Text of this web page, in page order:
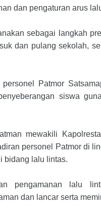
dan pengaturan arus
sebagai langkah
dan pulang sekolah,
personel Patmor
siswa
mewakili
personel Patmor di
bidang lalu lintas.
pengamanan lalu
dan lancar serta